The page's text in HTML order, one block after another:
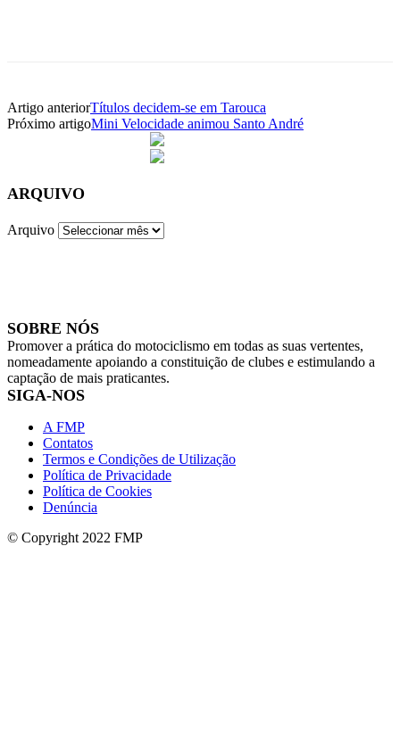
Artigo anteriorTítulos decidem-se em Tarouca
Próximo artigoMini Velocidade animou Santo André
ARQUIVO
Arquivo
SOBRE NÓS
Promover a prática do motociclismo em todas as suas vertentes,
nomeadamente apoiando a constituição de clubes e estimulando a
captação de mais praticantes.
SIGA-NOS
A FMP
Contatos
Termos e Condições de Utilização
Política de Privacidade
Política de Cookies
Denúncia
© Copyright 2022 FMP